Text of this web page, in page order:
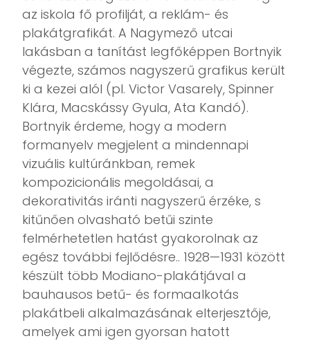
az iskola fő profilját, a reklám- és
plakátgrafikát. A Nagymező utcai
lakásban a tanítást legfőképpen Bortnyik
végezte, számos nagyszerű grafikus került
ki a kezei alól (pl. Victor Vasarely, Spinner
Klára, Macskássy Gyula, Ata Kandó).
Bortnyik érdeme, hogy a modern
formanyelv megjelent a mindennapi
vizuális kultúránkban, remek
kompozicionális megoldásai, a
dekorativitás iránti nagyszerű érzéke, s
kitűnően olvasható betűi szinte
felmérhetetlen hatást gyakorolnak az
egész további fejlődésre.. 1928—1931 között
készült több Modiano-plakátjával a
bauhausos betű- és formaalkotás
plakátbeli alkalmazásának elterjesztője,
amelyek ami igen gyorsan hatott